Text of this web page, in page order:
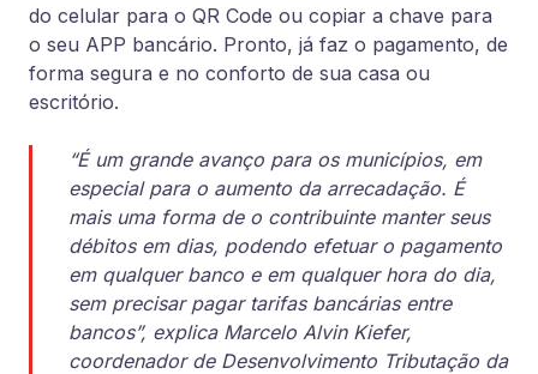
do celular para o QR Code ou copiar a chave para
o seu APP bancário. Pronto, já faz o pagamento, de
forma segura e no conforto de sua casa ou
escritório.
“É um grande avanço para os municípios, em
especial para o aumento da arrecadação. É
mais uma forma de o contribuinte manter seus
débitos em dias, podendo efetuar o pagamento
em qualquer banco e em qualquer hora do dia,
sem precisar pagar tarifas bancárias entre
bancos”, explica Marcelo Alvin Kiefer,
coordenador de Desenvolvimento Tributação da